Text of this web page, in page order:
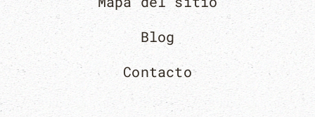
Blog
Contacto